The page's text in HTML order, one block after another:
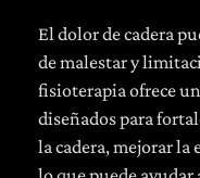
El dolor de cadera
de malestar y
fisioterapia ofrece
diseñados para
la cadera, mejorar